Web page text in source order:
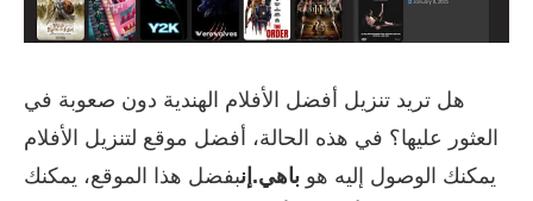
هل تريد تنزيل أفضل الأفلام الهندية دون صعوبة في
العثور عليها؟ في هذه الحالة، أفضل موقع لتنزيل الأفلام
يمكنك الوصول إليه هو باهي.إنبفضل هذا الموقع، يمكنك